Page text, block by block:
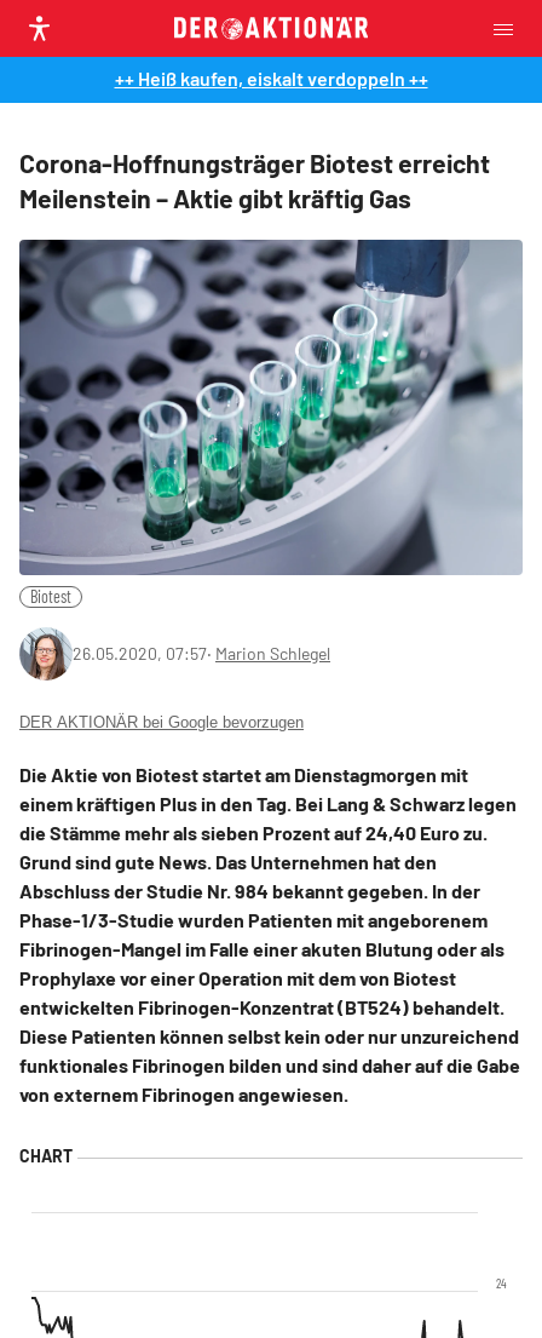
++ Heiß kaufen, eiskalt verdoppeln ++
Corona-Hoffnungsträger Biotest erreicht
Meilenstein – Aktie gibt kräftig Gas
Biotest
26.05.2020, 07:57‧ Marion Schlegel
DER AKTIONÄR bei Google bevorzugen
Die Aktie von Biotest startet am Dienstagmorgen mit
einem kräftigen Plus in den Tag. Bei Lang & Schwarz legen
die Stämme mehr als sieben Prozent auf 24,40 Euro zu.
Grund sind gute News. Das Unternehmen hat den
Abschluss der Studie Nr. 984 bekannt gegeben. In der
Phase-1/3-Studie wurden Patienten mit angeborenem
Fibrinogen-Mangel im Falle einer akuten Blutung oder als
Prophylaxe vor einer Operation mit dem von Biotest
entwickelten Fibrinogen-Konzentrat (BT524) behandelt.
Diese Patienten können selbst kein oder nur unzureichend
funktionales Fibrinogen bilden und sind daher auf die Gabe
von externem Fibrinogen angewiesen.
24